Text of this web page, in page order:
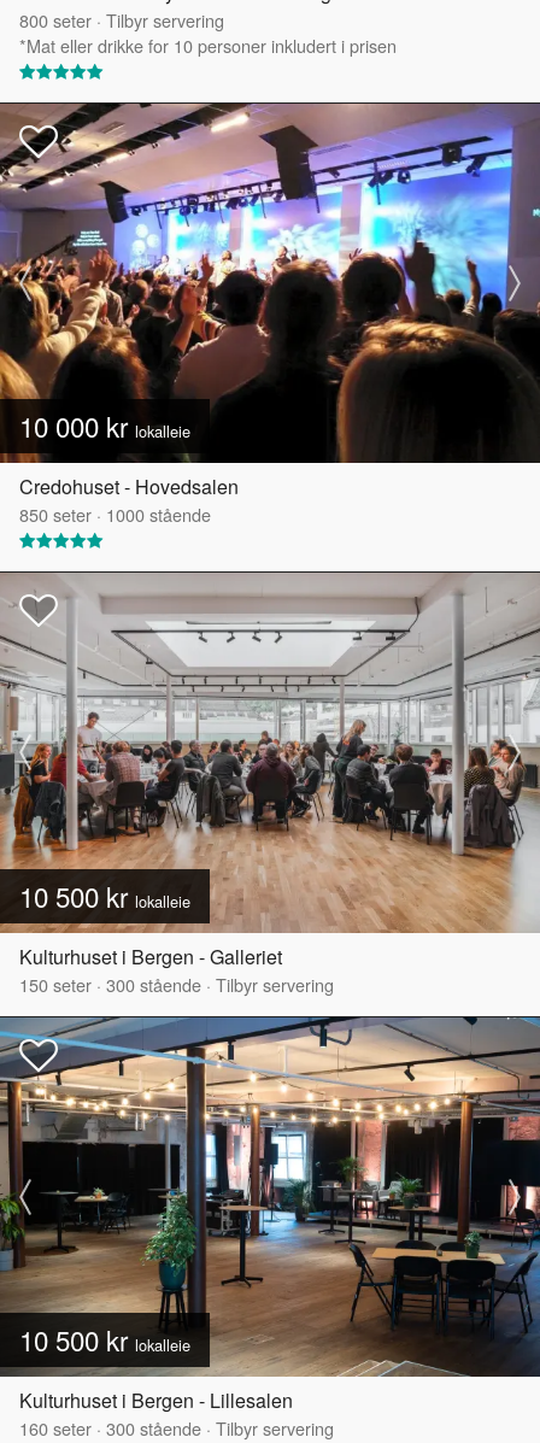
800seter · Tilbyr servering
*Mat eller drikke for 10 personer inkludert i prisen
10 000 kr lokalleie
Credohuset - Hovedsalen
850seter · 1000stående
10 500 kr lokalleie
Kulturhuset i Bergen - Galleriet
150seter · 300stående · Tilbyr servering
10 500 kr lokalleie
Kulturhuset i Bergen - Lillesalen
160seter · 300stående · Tilbyr servering